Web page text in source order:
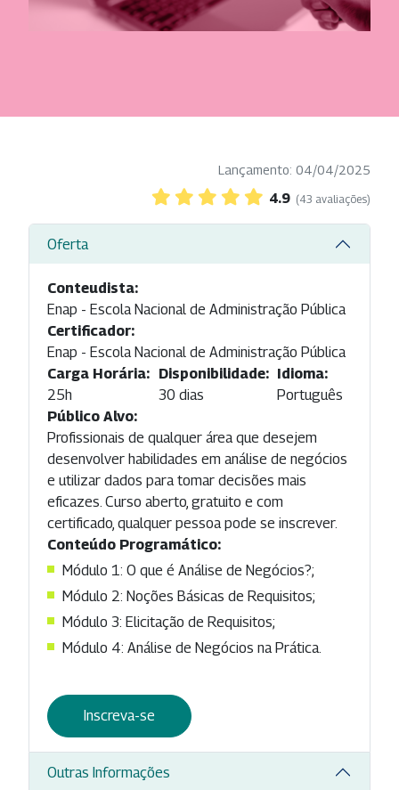
Lançamento: 04/04/2025
4.9 (43 avaliações)
Oferta
Conteudista:
Enap - Escola Nacional de Administração Pública
Certificador:
Enap - Escola Nacional de Administração Pública
Carga Horária:
25h
Disponibilidade:
30 dias
Idioma:
Português
Público Alvo:
Profissionais de qualquer área que desejem
desenvolver habilidades em análise de negócios
e utilizar dados para tomar decisões mais
eficazes. Curso aberto, gratuito e com
certificado, qualquer pessoa pode se inscrever.
Conteúdo Programático:
Módulo 1: O que é Análise de Negócios?;
Módulo 2: Noções Básicas de Requisitos;
Módulo 3: Elicitação de Requisitos;
Módulo 4: Análise de Negócios na Prática.
Inscreva-se
Outras Informações